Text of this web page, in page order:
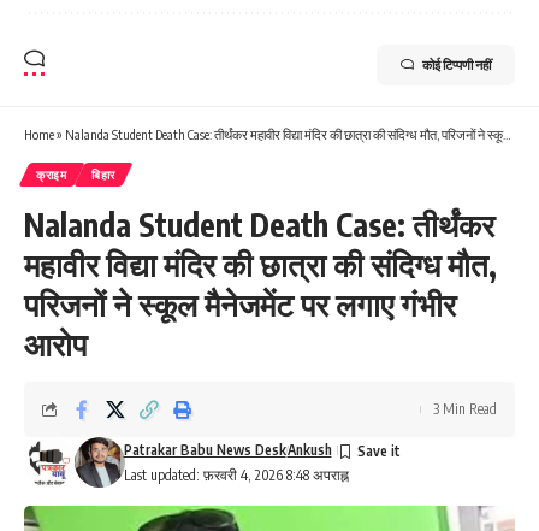
कोई टिप्पणी नहीं
Home» Nalanda Student Death Case: तीर्थंकर महावीर विद्या मंदिर की छात्रा की संदिग्ध मौत, परिजनों ने स्कूल मैनेजमेंट पर लगाए गंभीर आरोप
क्राइम बिहार
Nalanda Student Death Case: तीर्थंकर
महावीर विद्या मंदिर की छात्रा की संदिग्ध मौत,
परिजनों ने स्कूल मैनेजमेंट पर लगाए गंभीर
आरोप
Last updated: फ़रवरी 4, 2026 8:48 अपराह्न
Patrakar Babu News DeskAnkush
3 Min Read